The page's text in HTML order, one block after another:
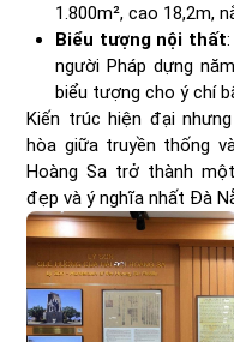
1.800m², cao 18,2m,
Biểu tượng nội thất
người Pháp dựng
biểu tượng cho ý chí
Kiến trúc hiện đại
hòa giữa truyền thống
Hoàng Sa trở thành
đẹp và ý nghĩa nhất Đà